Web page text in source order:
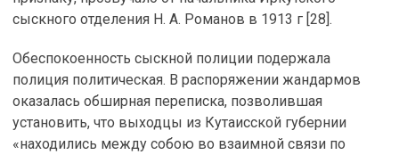
сыскного отделения Н. А. Романов в 1913 г [28].
Обеспокоенность сыскной полиции подержала
полиция политическая. В распоряжении жандармов
оказалась обширная переписка, позволившая
установить, что выходцы из Кутаисской губернии
«находились между собою во взаимной связи по